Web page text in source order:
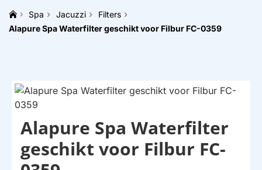
naar
oph
Spa Jacuzzi
Filters
Alapure Spa Waterfilter geschikt voor Filbur FC-0359
HUISMERK
Alapure Spa Waterfilter
geschikt voor Filbur FC-